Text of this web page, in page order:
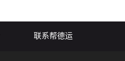
联系帮德运